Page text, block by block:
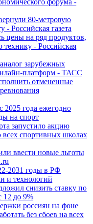
форума -
80-метровую
- Российская газета
цены на ряд продуктов,
- Российская
зарубежных
платформ - ТАСС
отмененные
года ежегодно
на спорт
запустило акцию
всех спортивных школах
ввести новые льготы
2031 годы в РФ
и технологий
снизить ставку по
12 до 9%
россиян на фоне
без сбоев на всех